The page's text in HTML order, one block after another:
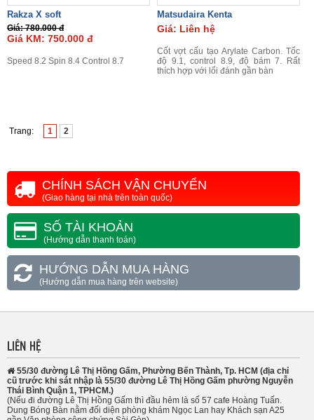
Rakza X soft
Giá: 780.000 đ
Giá KM: 750.000 đ
Speed 8.2 Spin 8.4 Control 8.7
Matsudaira Kenta
Giá: Liên hệ
Cốt vợt cấu tạo Arylate Carbon. Tốc
độ 9.1, control 8.9, độ bám 7. Rất
thích hợp với lối đánh gần bàn
Trang: 1 2
CHÍNH SÁCH VẬN CHUYỂN
(Giao hàng tại nhà trên toàn quốc)
SỐ TÀI KHOẢN
(Hướng dẫn thanh toán)
HƯỚNG DẪN MUA HÀNG
(Hướng dẫn mua hàng trên website)
LIÊN HỆ
55/30 đường Lê Thị Hồng Gấm, Phường Bến Thành, Tp. HCM (địa chỉ
cũ trước khi sát nhập là 55/30 đường Lê Thị Hồng Gấm phường Nguyễn
Thái Bình Quận 1, TPHCM.)
(Nếu đi đường Lê Thị Hồng Gấm thì đầu hẻm là số 57 cafe Hoàng Tuấn.
Dung Bóng Bàn nằm đối diện phòng khám Ngọc Lan hay Khách sạn A25